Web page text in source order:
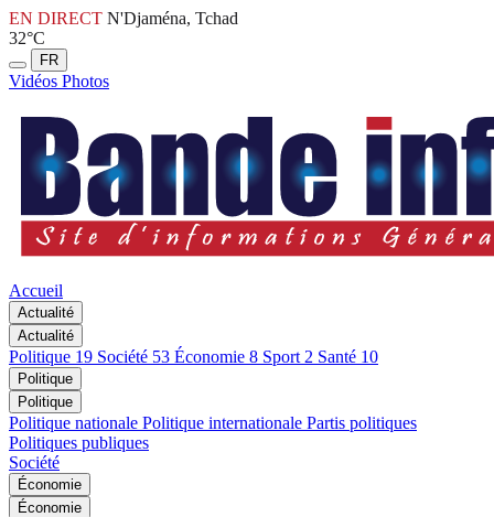
EN DIRECT N'Djaména, Tchad
32°C
FR
Vidéos Photos
Accueil
Actualité
Actualité
Politique 19 Société 53 Économie 8 Sport 2 Santé 10
Politique
Politique
Politique nationale Politique internationale Partis politiques
Politiques publiques
Société
Économie
Économie